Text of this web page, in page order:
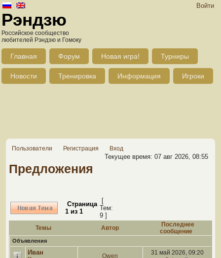
Войти
Рэндзю
Российское сообщество
любителей Рэндзю и Гомоку
Главная Форум Новая игра! Турниры
Новости Тренировка Информация Игроки
Пользователи Регистрация Вход
Текущее время: 07 авг 2026, 08:55
Предложения
Страница
1 из 1
[
Тем:
9 ]
Темы Автор
Последнее
сообщение
Объявления
Иван
Owen
31 май 2026, 09:20